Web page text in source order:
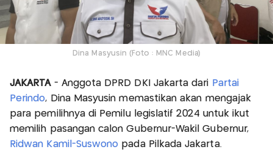
Dina Masyusin (Foto : MNC Media)
JAKARTA - Anggota DPRD DKI Jakarta dari Partai
Perindo, Dina Masyusin memastikan akan mengajak
para pemilihnya di Pemilu legislatif 2024 untuk ikut
memilih pasangan calon Gubernur-Wakil Gubernur,
Ridwan Kamil-Suswono pada Pilkada Jakarta.